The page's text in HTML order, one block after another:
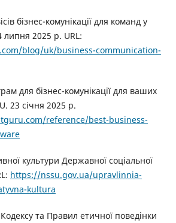
бізнес-комунікації для команд у
липня 2025 р. URL:
blog/uk/business-communication-
для бізнес-комунікації для ваших
23 січня 2025 р.
reference/best-business-
культури Державної соціальної
https://nssu.gov.ua/upravlinnia-
kultura
та Правил етичної поведінки